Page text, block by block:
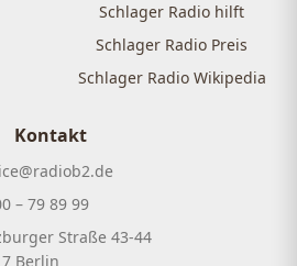
Schlager Radio hilft
Schlager Radio Preis
Schlager Radio Wikipedia
Kontakt
– 79 89 99
Straße 43-44
Berlin